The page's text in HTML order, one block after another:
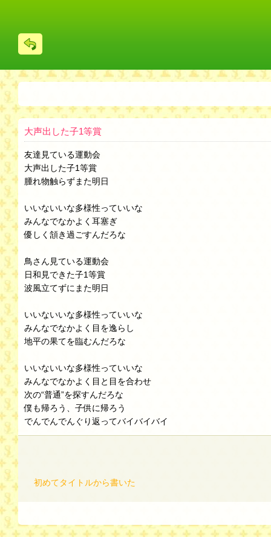
る
大声出した子1等賞
友達見ている運動会
大声出した子1等賞
腫れ物触らずまた明日
いいないいな多様性っていいな
みんなでなかよく耳塞ぎ
優しく頷き過ごすんだろな
鳥さん見ている運動会
日和見できた子1等賞
波風立てずにまた明日
いいないいな多様性っていいな
みんなでなかよく目を逸らし
地平の果てを臨むんだろな
いいないいな多様性っていいな
みんなでなかよく目と目を合わせ
次の“普通”を探すんだろな
僕も帰ろう、子供に帰ろう
でんでんでんぐり返ってバイバイバイ
初めてタイトルから書いた